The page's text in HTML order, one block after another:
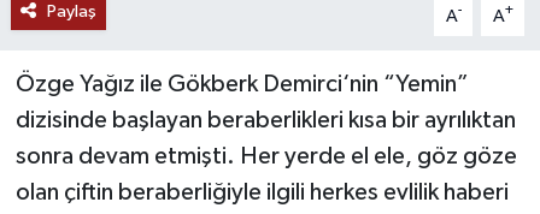
Paylaş A- A+
Özge Yağız ile Gökberk Demirci‘nin “Yemin”
dizisinde başlayan beraberlikleri kısa bir ayrılıktan
sonra devam etmişti. Her yerde el ele, göz göze
olan çiftin beraberliğiyle ilgili herkes evlilik haberi